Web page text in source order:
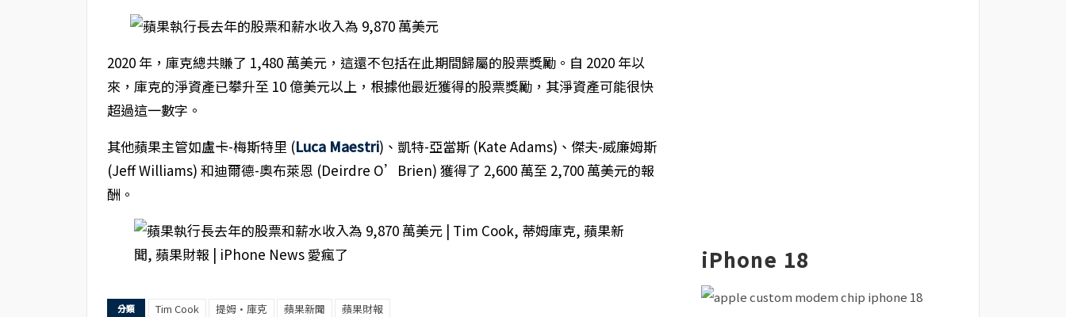
2020 年，庫克總共賺了 1,480 萬美元，這還不包括在此期間歸屬的股票獎勵。自 2020 年以
來，庫克的淨資產已攀升至 10 億美元以上，根據他最近獲得的股票獎勵，其淨資產可能很快
超過這一數字。
其他蘋果主管如盧卡-梅斯特里 (Luca Maestri)、凱特-亞當斯 (Kate Adams)、傑夫-威廉姆斯
(Jeff Williams) 和迪爾德-奧布萊恩 (Deirdre O’Brien) 獲得了 2,600 萬至 2,700 萬美元的報
酬。
分類 Tim Cook 提姆·庫克 蘋果新聞 蘋果財報
iPhone 18